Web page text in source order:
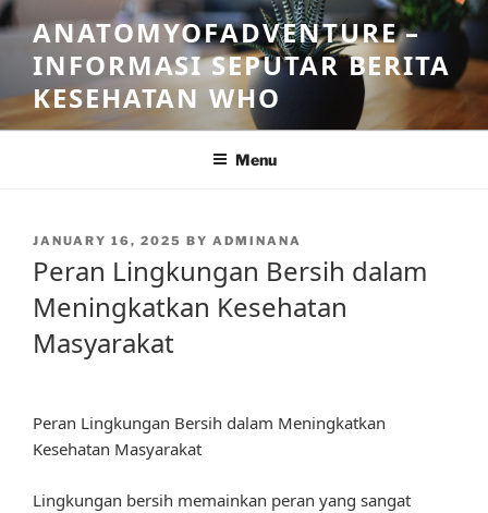
Skip
to
content
ANATOMYOFADVENTURE –
INFORMASI SEPUTAR BERITA
KESEHATAN WHO
Menu
POSTED
JANUARY 16, 2025 BY ADMINANA
Peran Lingkungan Bersih dalam
Meningkatkan Kesehatan
Masyarakat
Peran Lingkungan Bersih dalam Meningkatkan
Kesehatan Masyarakat
Lingkungan bersih memainkan peran yang sangat